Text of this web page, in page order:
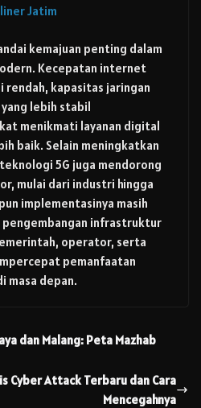
Jatim
kemajuan penting dalam
Kecepatan internet
kapasitas jaringan
lebih stabil
menikmati layanan digital
baik. Selain meningkatkan
5G juga mendorong
mulai dari industri hingga
implementasinya masih
infrastruktur
operator, serta
pemanfaatan
masa depan.
dan Malang: Peta Mazhab
Cyber Attack Terbaru dan Cara
Mencegahnya